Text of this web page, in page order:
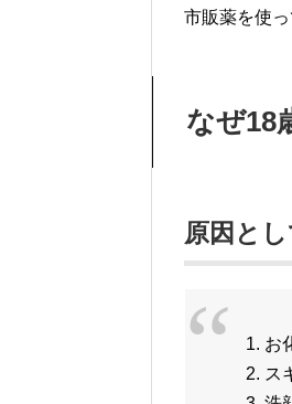
市販薬を使っ
なぜ18
原因と
1. お
2. ス